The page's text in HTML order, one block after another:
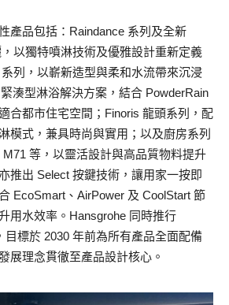
產品包括：Raindance 系列及全新
以獨特噴淋技術及優雅設計重新定義
列，以嶄新造型與柔和水流帶來沉浸
湊型淋浴解決方案，結合 PowderRain
合都市住宅空間；Finoris 龍頭系列，配
模式，兼具時尚與實用；以及廚房系列
等，以靈活設計與高品質物料提升
推出 Select 按鍵技術，讓用家一按即
EcoSmart、AirPower 及 CoolStart 節
用水效率。Hansgrohe 同時推行
目標於 2030 年前為所有產品全面配備
展理念貫徹至產品設計核心。